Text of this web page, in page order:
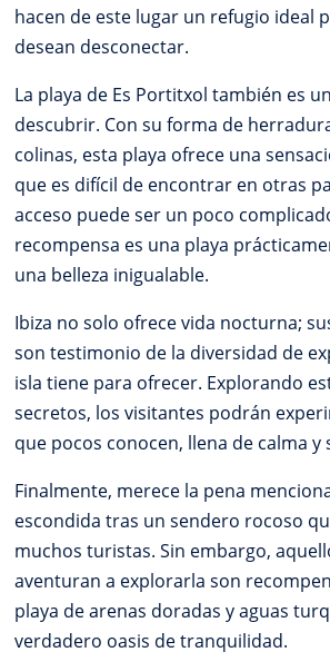
hacen de este lugar un refugio ideal
desean desconectar.
La playa de Es Portitxol también es
descubrir. Con su forma de
colinas, esta playa ofrece una
que es difícil de encontrar en otras
acceso puede ser un poco
recompensa es una playa
una belleza inigualable.
Ibiza no solo ofrece vida nocturna;
son testimonio de la diversidad de
isla tiene para ofrecer. Explorando
secretos, los visitantes podrán
que pocos conocen, llena de calma y
Finalmente, merece la pena
escondida tras un sendero rocoso
muchos turistas. Sin embargo,
aventuran a explorarla son
playa de arenas doradas y aguas
verdadero oasis de tranquilidad.